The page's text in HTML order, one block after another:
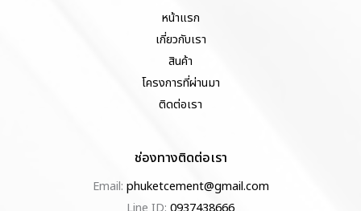
หน้าแรก
เกี่ยวกับเรา
สินค้า
โครงการที่ผ่านมา
ติดต่อเรา
ช่องทางติดต่อเรา
Email: phuketcement@gmail.com